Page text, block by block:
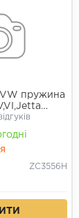
VW пружина
ZC3556H